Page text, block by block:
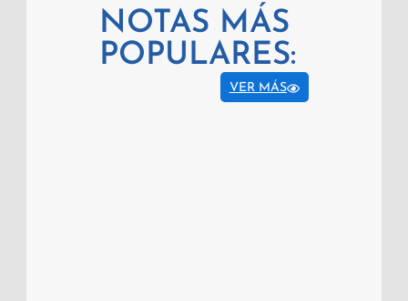
NOTAS MÁS
POPULARES:
VER MÁS